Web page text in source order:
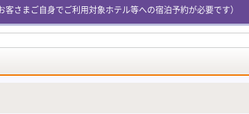
客さまご自身でご利用対象ホテル等への宿泊予約が必要です）